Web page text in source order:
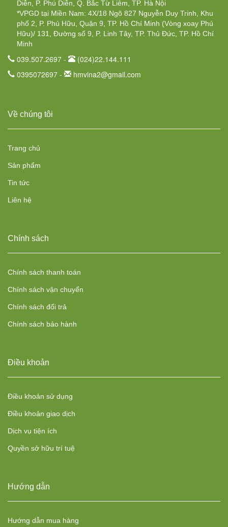
Diễn, P. Phú Diễn, Q. Bắc Từ Liêm, TP. Hà Nội
*VPGD tại Miền Nam: 4X/18 Ngõ 827 Nguyễn Duy Trinh, Khu
phố 2, P. Phú Hữu, Quận 9, TP. Hồ Chí Minh (Vòng xoay Phú
Hữu)/ 131, Đường số 9, P. Linh Tây, TP. Thủ Đức, TP. Hồ Chí
Minh
039.507.2697 -
(024)22.144.111
0395072697 -
hmvina2@gmail.com
Về chúng tôi
Trang chủ
Sản phẩm
Tin tức
Liên hệ
Chính sách
Chính sách thanh toán
Chính sách vận chuyển
Chính sách đổi trả
Chính sách bảo hành
Điều khoản
Điều khoản sử dụng
Điều khoản giao dịch
Dịch vụ tiện ích
Quyền sở hữu trí tuệ
Hướng dẫn
Hướng dẫn mua hàng